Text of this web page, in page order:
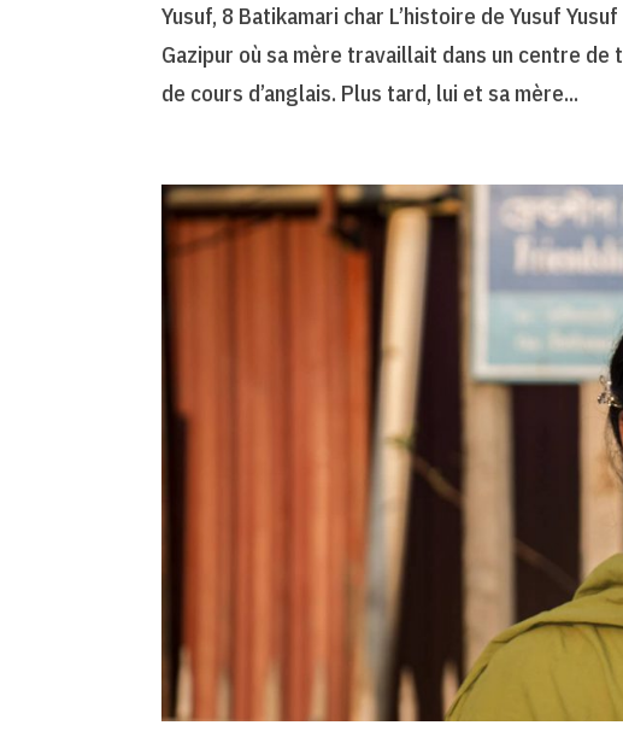
Yusuf, 8 Batikamari char L’histoire de Yusuf
Gazipur où sa mère travaillait dans un centre
de cours d’anglais. Plus tard, lui et sa mère...